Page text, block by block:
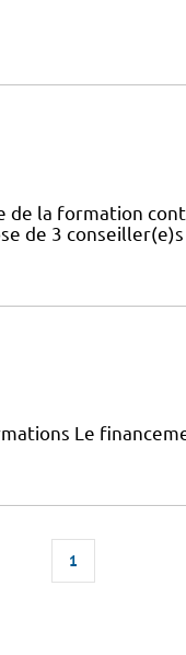
de la formation
de 3
Le
1